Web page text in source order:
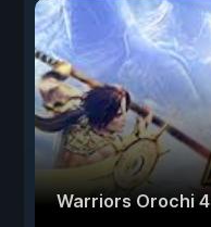
Warriors Orochi 4